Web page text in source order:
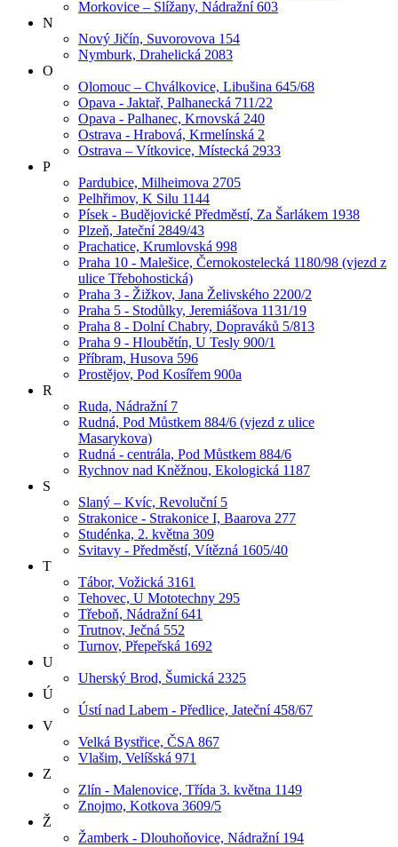
Morkovice – Slížany, Nádražní 603
N
Nový Jičín, Suvorovova 154
Nymburk, Drahelická 2083
O
Olomouc – Chválkovice, Libušina 645/68
Opava - Jaktař, Palhanecká 711/22
Opava - Palhanec, Krnovská 240
Ostrava - Hrabová, Krmelínská 2
Ostrava – Vítkovice, Místecká 2933
P
Pardubice, Milheimova 2705
Pelhřimov, K Silu 1144
Písek - Budějovické Předměstí, Za Šarlákem 1938
Plzeň, Jateční 2849/43
Prachatice, Krumlovská 998
Praha 10 - Malešice, Černokostelecká 1180/98 (vjezd z
ulice Třebohostická)
Praha 3 - Žižkov, Jana Želivského 2200/2
Praha 5 - Stodůlky, Jeremiášova 1131/19
Praha 8 - Dolní Chabry, Dopraváků 5/813
Praha 9 - Hloubětín, U Tesly 900/1
Příbram, Husova 596
Prostějov, Pod Kosířem 900a
R
Ruda, Nádražní 7
Rudná, Pod Můstkem 884/6 (vjezd z ulice
Masarykova)
Rudná - centrála, Pod Můstkem 884/6
Rychnov nad Kněžnou, Ekologická 1187
S
Slaný – Kvíc, Revoluční 5
Strakonice - Strakonice I, Baarova 277
Studénka, 2. května 309
Svitavy - Předměstí, Vítězná 1605/40
T
Tábor, Vožická 3161
Tehovec, U Mototechny 295
Třeboň, Nádražní 641
Trutnov, Ječná 552
Turnov, Přepeřská 1692
U
Uherský Brod, Šumická 2325
Ú
Ústí nad Labem - Předlice, Jateční 458/67
V
Velká Bystřice, ČSA 867
Vlašim, Velíšská 971
Z
Zlín - Malenovice, Třída 3. května 1149
Znojmo, Kotkova 3609/5
Ž
Žamberk - Dlouhoňovice, Nádražní 194